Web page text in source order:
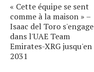
« Cette équipe se sent
comme à la maison » –
Isaac del Toro s'engage
dans l'UAE Team
Emirates-XRG jusqu'en
2031